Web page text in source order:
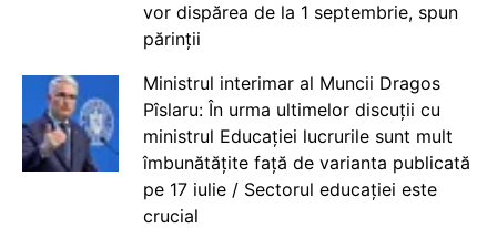
vor dispărea de la 1 septembrie, spun
părinții
Ministrul interimar al Muncii Dragos
Pîslaru: În urma ultimelor discuții cu
ministrul Educației lucrurile sunt mult
îmbunătățite față de varianta publicată
pe 17 iulie / Sectorul educației este
crucial